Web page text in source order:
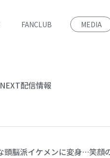
FANCLUB MEDIA
配信情報
頭脳派イケメンに変身…笑顔